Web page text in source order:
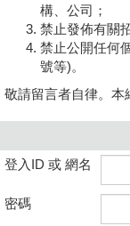
構、公司；
禁止發佈有關
禁止公開任何
號等)。
敬請留言者自律。本
登入ID 或 網名
密碼